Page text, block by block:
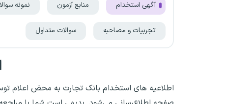
آگهی استخدام منابع آزمون نمونه
تجربیات و مصاحبه سوالات متداول
اطلاعیه های استخدام‌ بانک تجارت به محض اعلام